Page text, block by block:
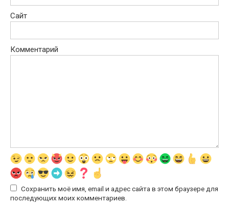
Сайт
Комментарий
Сохранить моё имя, email и адрес сайта в этом браузере для
последующих моих комментариев.